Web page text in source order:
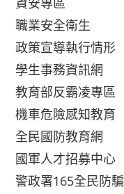
職業安全衛生
政策宣導執行情形
學生事務資訊網
教育部反霸凌專區
機車危險感知教育
全民國防教育網
國軍人才招募中心
警政署165全民防騙